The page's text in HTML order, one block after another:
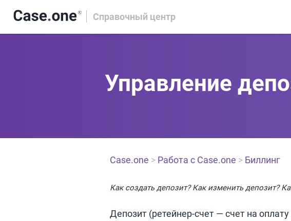
Справочный центр
Управление
Case.one > Работа с Case.one > Биллинг
Как создать депозит? Как изменить депозит?
Депозит (ретейнер-счет — счет на